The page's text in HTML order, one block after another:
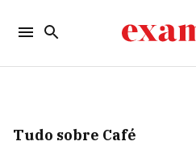
Tudo sobre Café